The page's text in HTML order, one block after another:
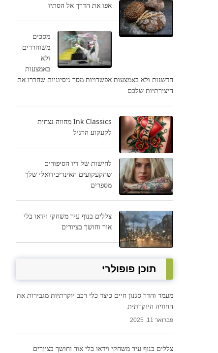
אפו את הדרך אל הסתיו
מסכים
משוחררים
ולא
באמצעות
חדשנות ולא באמצעות אפשרויות מסך ניסיוניות שחררו את
היצירתיות שלכם
Ink Classics מחווה נצחית
לקעקוע הרגיל
לחישות של דיו הסיפורים
שהקעקועים האינדיבידואלי שלך
מספרים
צללים בנוף עיר משחקי וידאו בלי
אור וחושך בציורים
תוכן פופולרי
מעמד והדר סגנון חיים כיצד כלי רכב יוקרתיות מגבירות את
החוויה היוקרתית
פברואר 11, 2025
צללים בנוף עיר משחקי וידאו בלי אור וחושך בציורים